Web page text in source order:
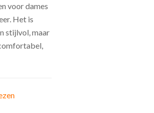
voor dames
Het is
stijlvol, maar